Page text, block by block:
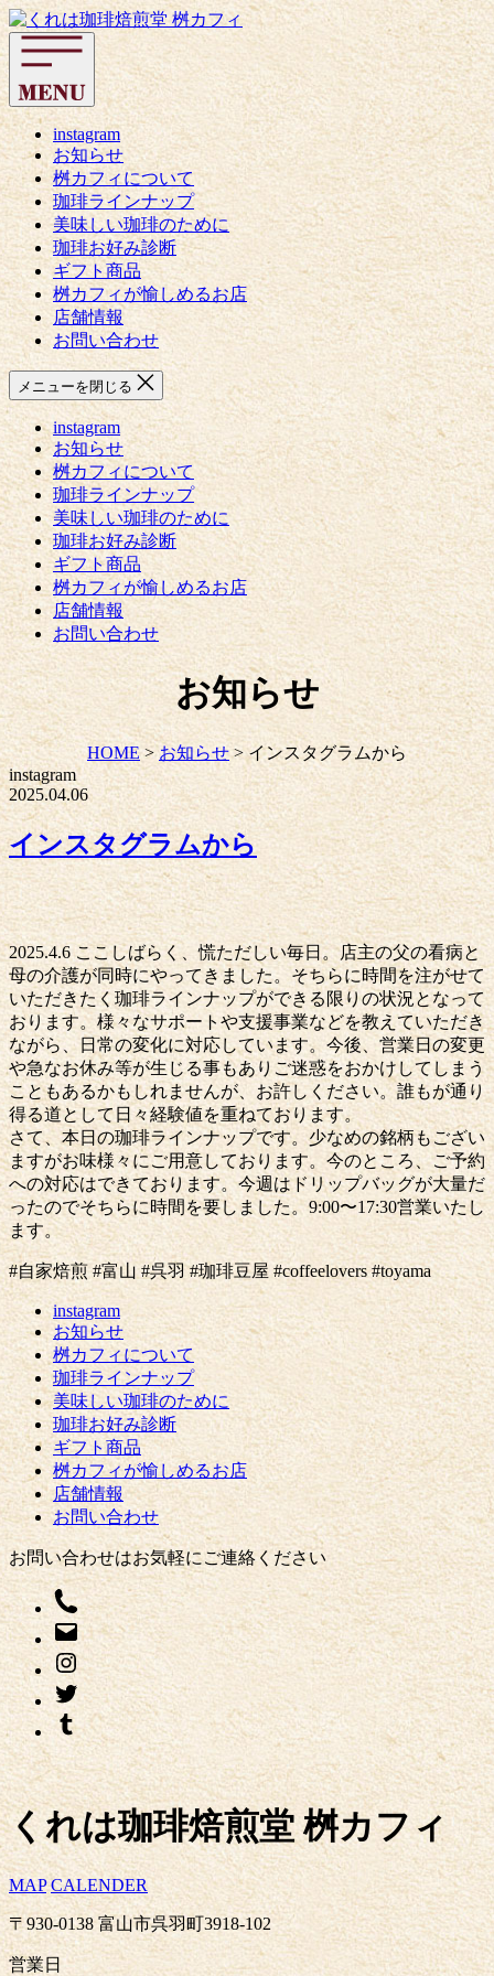
コ
ン
テ
ン
ツ
へ
ス
キ
ッ
プ
く
れ
は
珈
琲
焙
煎
桝
ィ
instagram
お知らせ
桝カフィについて
珈琲ラインナップ
美味しい珈琲のために
珈琲お好み診断
ギフト商品
桝カフィが愉しめるお店
店舗情報
お問い合わせ
メニューを閉じる
instagram
お知らせ
桝カフィについて
珈琲ラインナップ
美味しい珈琲のために
珈琲お好み診断
ギフト商品
桝カフィが愉しめるお店
店舗情報
お問い合わせ
お知らせ
HOME>お知らせ> インスタグラムから
instagram
2025.04.06
インスタグラムから
2025.4.6 ここしばらく、慌ただしい毎日。店主の父の看病と
母の介護が同時にやってきました。そちらに時間を注がせて
いただきたく珈琲ラインナップができる限りの状況となって
おります。様々なサポートや支援事業などを教えていただき
ながら、日常の変化に対応しています。今後、営業日の変更
や急なお休み等が生じる事もありご迷惑をおかけしてしまう
こともあるかもしれませんが、お許しください。誰もが通り
得る道として日々経験値を重ねております。
さて、本日の珈琲ラインナップです。少なめの銘柄もござい
ますがお味様々にご用意しております。今のところ、ご予約
への対応はできております。今週はドリップバッグが大量だ
ったのでそちらに時間を要しました。9:00〜17:30営業いたし
ます。
#自家焙煎 #富山 #呉羽 #珈琲豆屋 #coffeelovers #toyama
instagram
お知らせ
桝カフィについて
珈琲ラインナップ
美味しい珈琲のために
珈琲お好み診断
ギフト商品
桝カフィが愉しめるお店
店舗情報
お問い合わせ
お問い合わせはお気軽にご連絡ください
くれは珈琲焙煎堂 桝カフィ
MAP CALENDER
〒930-0138 富山市呉羽町3918-102
営業日